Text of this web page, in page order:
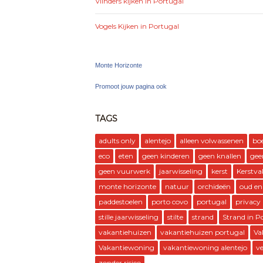
Vogels Kijken in Portugal
Monte Horizonte
Promoot jouw pagina ook
TAGS
adults only alentejo alleen volwassenen
eco
eten geen kinderen geen knallen
geen vuurwerk
jaarwisseling kerst
monte horizonte
natuur orchideën
oud
paddestoelen
porto covo portugal
privacy
stille jaarwisseling
stilte strand
Strand in
vakantiehuizen
vakantiehuizen portugal
Vakantiewoning
vakantiewoning alentejo